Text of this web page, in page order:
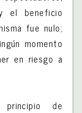
el beneficio
fue nulo;
momento
en riesgo a
de